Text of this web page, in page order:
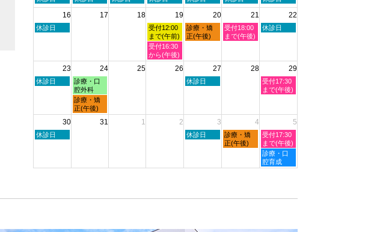
8th
曜
8
月
曜
曜
曜
8
月
12th
2026
曜
8
月
13th
曜
8
月
14th
曜
8
月
16 17 18 19 20 21 22
日
月
2026
休診日
水
曜
日,
8
月
受付12:00
まで(午前)
木
曜
月
2026
診療・矯
正(午後)
金
曜
月
受付18:00
まで(午後)
土
月
2026
休診日
水
曜
日,
受付16:30
から(午後)
23 24 25 26 27 28 29
日
月
2026
休診日
月
曜
日,
8
月
診療・口
腔外科
木
月
2026
休診日
土
曜
月
2026
受付17:30
まで(午後)
月
曜
日,
診療・矯
正(午後)
30 31 1 2 3 4 5
日
月
休診日
木
月
休診日
金
曜
月
診療・矯
正(午後)
土
曜
日,
9
月
受付17:30
まで(午後)
土
曜
日,
診療・口
腔育成